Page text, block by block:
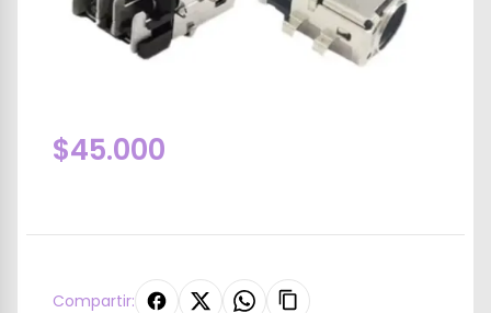
$45.000
Compartir: